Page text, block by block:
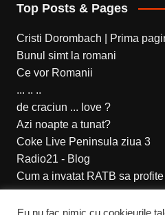
Top Posts & Pages
Cristi Dorombach | Prima
Bunul simt la romani
Ce vor Romanii
... .. ..
de craciun ... love ?
Azi noapte a tunat?
Coke Live Peninsula ziua 3
Radio21 - Blog
Cum a invatat RATB sa
ceata